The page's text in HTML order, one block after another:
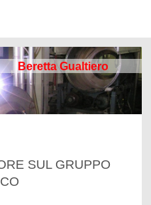
Beretta Gualtiero
SUL GRUPPO